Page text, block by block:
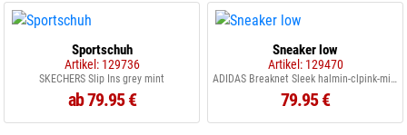
Sportschuh
Artikel: 129736
SKECHERS Slip Ins grey mint
ab 79.95 €
Sneaker low
Artikel: 129470
ADIDAS Breaknet Sleek halmin-clpink-minton
79.95 €